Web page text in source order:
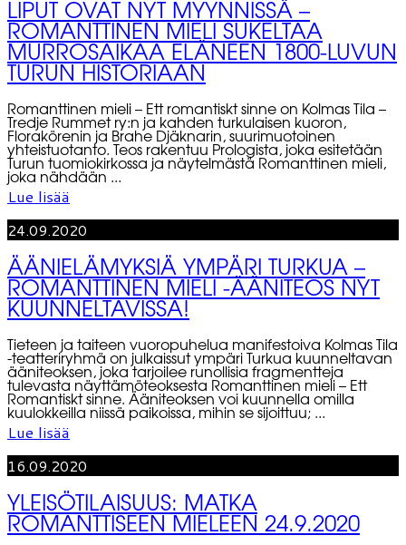
LIPUT OVAT NYT MYYNNISSÄ –
ROMANTTINEN MIELI SUKELTAA
MURROSAIKAA ELÄNEEN 1800-LUVUN
TURUN HISTORIAAN
Romanttinen mieli – Ett romantiskt sinne on Kolmas Tila –
Tredje Rummet ry:n ja kahden turkulaisen kuoron,
Florakörenin ja Brahe Djäknarin, suurimuotoinen
yhteistuotanto. Teos rakentuu Prologista, joka esitetään
Turun tuomiokirkossa ja näytelmästä Romanttinen mieli,
joka nähdään ...
Lue lisää
24.09.2020
ÄÄNIELÄMYKSIÄ YMPÄRI TURKUA –
ROMANTTINEN MIELI -ÄÄNITEOS NYT
KUUNNELTAVISSA!
Tieteen ja taiteen vuoropuhelua manifestoiva Kolmas Tila
-teatteriryhmä on julkaissut ympäri Turkua kuunneltavan
ääniteoksen, joka tarjoilee runollisia fragmentteja
tulevasta näyttämöteoksesta Romanttinen mieli – Ett
Romantiskt sinne. Ääniteoksen voi kuunnella omilla
kuulokkeilla niissä paikoissa, mihin se sijoittuu; ...
Lue lisää
16.09.2020
YLEISÖTILAISUUS: MATKA
ROMANTTISEEN MIELEEN 24.9.2020